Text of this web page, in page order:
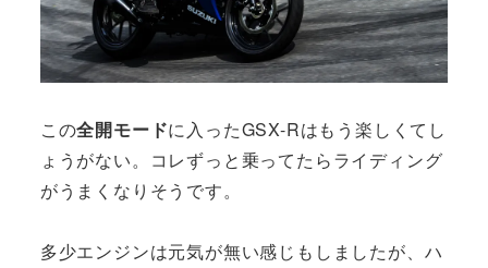
この全開モードに入ったGSX-Rはもう楽しくてし
ょうがない。コレずっと乗ってたらライディング
がうまくなりそうです。
多少エンジンは元気が無い感じもしましたが、ハ